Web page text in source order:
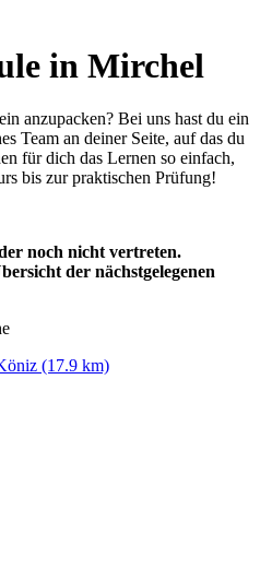
in Mirchel
anzupacken? Bei uns hast du ein
Team an deiner Seite, auf das du
für dich das Lernen so einfach,
bis zur praktischen Prüfung!
noch nicht vertreten.
der nächstgelegenen
(17.9 km)